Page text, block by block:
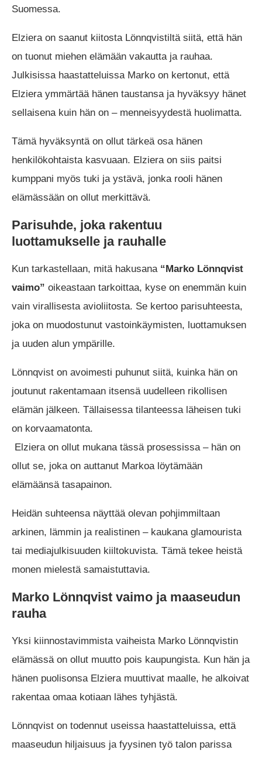
Suomessa.
Elziera on saanut kiitosta Lönnqvistiltä siitä, että hän
on tuonut miehen elämään vakautta ja rauhaa.
Julkisissa haastatteluissa Marko on kertonut, että
Elziera ymmärtää hänen taustansa ja hyväksyy hänet
sellaisena kuin hän on – menneisyydestä huolimatta.
Tämä hyväksyntä on ollut tärkeä osa hänen
henkilökohtaista kasvuaan. Elziera on siis paitsi
kumppani myös tuki ja ystävä, jonka rooli hänen
elämässään on ollut merkittävä.
Parisuhde, joka rakentuu
luottamukselle ja rauhalle
Kun tarkastellaan, mitä hakusana “Marko Lönnqvist
vaimo” oikeastaan tarkoittaa, kyse on enemmän kuin
vain virallisesta avioliitosta. Se kertoo parisuhteesta,
joka on muodostunut vastoinkäymisten, luottamuksen
ja uuden alun ympärille.
Lönnqvist on avoimesti puhunut siitä, kuinka hän on
joutunut rakentamaan itsensä uudelleen rikollisen
elämän jälkeen. Tällaisessa tilanteessa läheisen tuki
on korvaamatonta.
Elziera on ollut mukana tässä prosessissa – hän on
ollut se, joka on auttanut Markoa löytämään
elämäänsä tasapainon.
Heidän suhteensa näyttää olevan pohjimmiltaan
arkinen, lämmin ja realistinen – kaukana glamourista
tai mediajulkisuuden kiiltokuvista. Tämä tekee heistä
monen mielestä samaistuttavia.
Marko Lönnqvist vaimo ja maaseudun
rauha
Yksi kiinnostavimmista vaiheista Marko Lönnqvistin
elämässä on ollut muutto pois kaupungista. Kun hän ja
hänen puolisonsa Elziera muuttivat maalle, he alkoivat
rakentaa omaa kotiaan lähes tyhjästä.
Lönnqvist on todennut useissa haastatteluissa, että
maaseudun hiljaisuus ja fyysinen työ talon parissa